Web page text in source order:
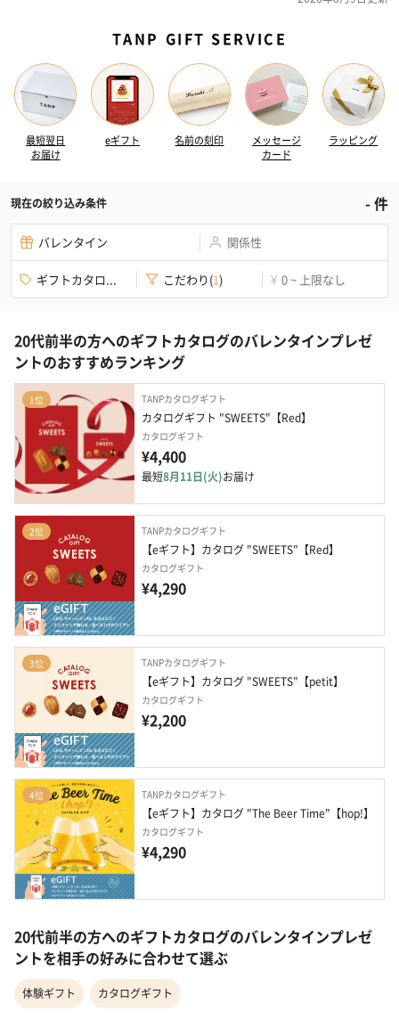
TANP GIFT SERVICE
最短翌日
お届け
eギフト 名前の刻印
メッセージ
カード
ラッピング
現在の絞り込み条件 -件
バレンタイン 関係性
ギフトカタロ... こだわり(1) ¥ 0 ~ 上限なし
20代前半の方へのギフトカタログのバレンタインプレゼ
ントのおすすめランキング
1位 TANPカタログギフト
カタログギフト "SWEETS"【Red】
カタログギフト
¥4,400
最短8月11日(火)お届け
2位 TANPカタログギフト
【eギフト】カタログ "SWEETS"【Red】
カタログギフト
¥4,290
3位 TANPカタログギフト
【eギフト】カタログ "SWEETS"【petit】
カタログギフト
¥2,200
4位 TANPカタログギフト
【eギフト】カタログ "The Beer Time"【hop!】
カタログギフト
¥4,290
20代前半の方へのギフトカタログのバレンタインプレゼ
ントを相手の好みに合わせて選ぶ
体験ギフト カタログギフト